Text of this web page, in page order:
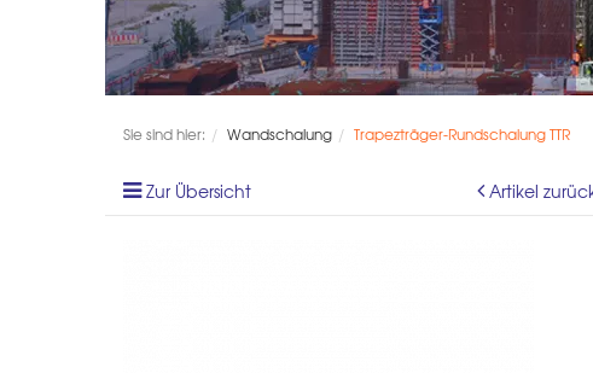
Sie sind hier: Wandschalung Trapezträger-Rundschalung TTR
Zur Übersicht Artikel